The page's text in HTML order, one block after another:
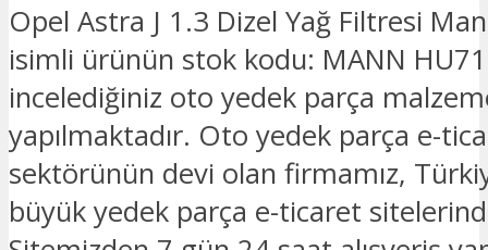
Opel Astra J 1.3 Dizel Yağ Filtresi
isimli ürünün stok kodu: MANN
incelediğiniz oto yedek parça
yapılmaktadır. Oto yedek parça e-
sektörünün devi olan firmamız,
büyük yedek parça e-ticaret